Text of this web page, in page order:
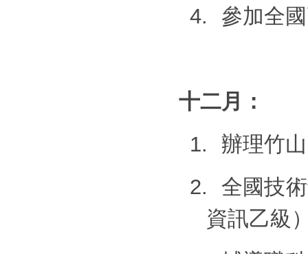
4. 參加全
十二月：
1. 辦理竹
2.
全國技
資訊乙級